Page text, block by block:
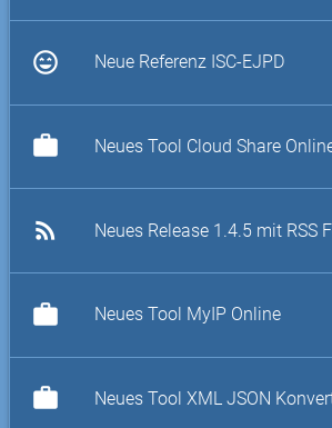
sentiment_very_satisfied Neue Referenz ISC-EJPD
work Neues Tool Cloud Share
rss_feed Neues Release 1.4.5 mit RSS
work Neues Tool MyIP Online
work Neues Tool XML JSON